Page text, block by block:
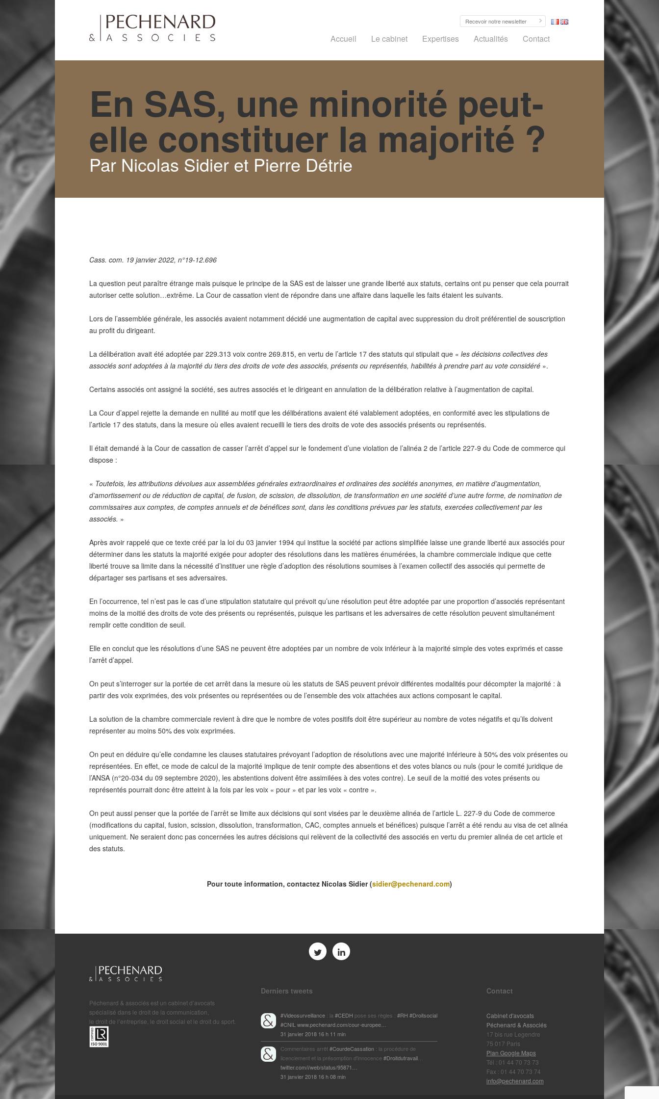
Accueil Le cabinet Expertises Actualités Contact
En SAS, une minorité peut-
elle constituer la majorité ?
Par Nicolas Sidier et Pierre Détrie
Cass. com. 19 janvier 2022, n°19-12.696
La question peut paraître étrange mais puisque le principe de la SAS est de laisser une grande liberté aux statuts, certains ont pu penser que cela pourrait
autoriser cette solution…extrême. La Cour de cassation vient de répondre dans une affaire dans laquelle les faits étaient les suivants.
Lors de l’assemblée générale, les associés avaient notamment décidé une augmentation de capital avec suppression du droit préférentiel de souscription
au profit du dirigeant.
La délibération avait été adoptée par 229.313 voix contre 269.815, en vertu de l’article 17 des statuts qui stipulait que « les décisions collectives des
associés sont adoptées à la majorité du tiers des droits de vote des associés, présents ou représentés, habilités à prendre part au vote considéré ».
Certains associés ont assigné la société, ses autres associés et le dirigeant en annulation de la délibération relative à l’augmentation de capital.
La Cour d’appel rejette la demande en nullité au motif que les délibérations avaient été valablement adoptées, en conformité avec les stipulations de
l’article 17 des statuts, dans la mesure où elles avaient recueilli le tiers des droits de vote des associés présents ou représentés.
Il était demandé à la Cour de cassation de casser l’arrêt d’appel sur le fondement d’une violation de l’alinéa 2 de l’article 227-9 du Code de commerce qui
dispose :
« Toutefois, les attributions dévolues aux assemblées générales extraordinaires et ordinaires des sociétés anonymes, en matière d’augmentation,
d’amortissement ou de réduction de capital, de fusion, de scission, de dissolution, de transformation en une société d’une autre forme, de nomination de
commissaires aux comptes, de comptes annuels et de bénéfices sont, dans les conditions prévues par les statuts, exercées collectivement par les
associés. »
Après avoir rappelé que ce texte créé par la loi du 03 janvier 1994 qui institue la société par actions simplifiée laisse une grande liberté aux associés pour
déterminer dans les statuts la majorité exigée pour adopter des résolutions dans les matières énumérées, la chambre commerciale indique que cette
liberté trouve sa limite dans la nécessité d’instituer une règle d’adoption des résolutions soumises à l’examen collectif des associés qui permette de
départager ses partisans et ses adversaires.
En l’occurrence, tel n’est pas le cas d’une stipulation statutaire qui prévoit qu’une résolution peut être adoptée par une proportion d’associés représentant
moins de la moitié des droits de vote des présents ou représentés, puisque les partisans et les adversaires de cette résolution peuvent simultanément
remplir cette condition de seuil.
Elle en conclut que les résolutions d’une SAS ne peuvent être adoptées par un nombre de voix inférieur à la majorité simple des votes exprimés et casse
l’arrêt d’appel.
On peut s’interroger sur la portée de cet arrêt dans la mesure où les statuts de SAS peuvent prévoir différentes modalités pour décompter la majorité : à
partir des voix exprimées, des voix présentes ou représentées ou de l’ensemble des voix attachées aux actions composant le capital.
La solution de la chambre commerciale revient à dire que le nombre de votes positifs doit être supérieur au nombre de votes négatifs et qu’ils doivent
représenter au moins 50% des voix exprimées.
On peut en déduire qu’elle condamne les clauses statutaires prévoyant l’adoption de résolutions avec une majorité inférieure à 50% des voix présentes ou
représentées. En effet, ce mode de calcul de la majorité implique de tenir compte des absentions et des votes blancs ou nuls (pour le comité juridique de
l’ANSA (n°20-034 du 09 septembre 2020), les abstentions doivent être assimilées à des votes contre). Le seuil de la moitié des votes présents ou
représentés pourrait donc être atteint à la fois par les voix « pour » et par les voix « contre ».
On peut aussi penser que la portée de l’arrêt se limite aux décisions qui sont visées par le deuxième alinéa de l’article L. 227-9 du Code de commerce
(modifications du capital, fusion, scission, dissolution, transformation, CAC, comptes annuels et bénéfices) puisque l’arrêt a été rendu au visa de cet alinéa
uniquement. Ne seraient donc pas concernées les autres décisions qui relèvent de la collectivité des associés en vertu du premier alinéa de cet article et
des statuts.
Pour toute information, contactez Nicolas Sidier (sidier@pechenard.com)
Péchenard & associés est un cabinet d’avocats
spécialisé dans le droit de la communication,
le droit de l’entreprise, le droit social et le droit du sport.
Derniers tweets
#Videosurveillance : la #CEDH pose ses règles : #RH #Droitsocial
#CNIL www.pechenard.com/cour-europee…
31 janvier 2018 16 h 11 min
Commentaires arrêt#CourdeCassation : la procédure de
licenciement et la présomption d'innocence#Droitdutravail
twitter.com/i/web/status/95871…
31 janvier 2018 16 h 08 min
Contact
Cabinet d'avocats
Péchenard & Associés
17 bis rue Legendre
75 017 Paris
Plan Google Maps
Tél : 01 44 70 73 73
Fax : 01 44 70 73 74
info@pechenard.com